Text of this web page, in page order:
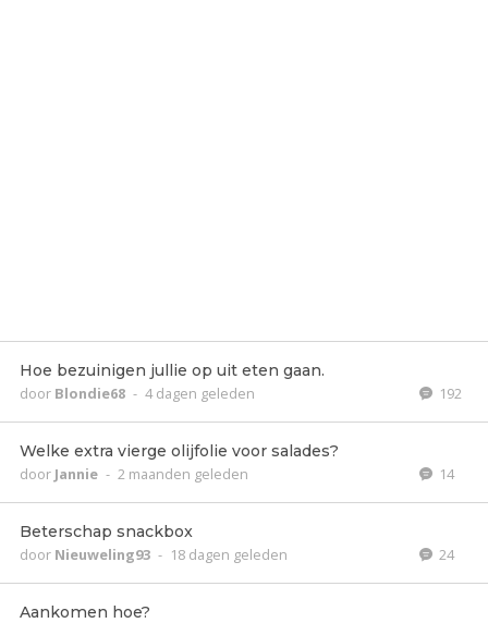
Hoe bezuinigen jullie op uit eten gaan.
door Blondie68 - 4 dagen geleden 192
Welke extra vierge olijfolie voor salades?
door Jannie - 2 maanden geleden 14
Beterschap snackbox
door Nieuweling93 - 18 dagen geleden 24
Aankomen hoe?